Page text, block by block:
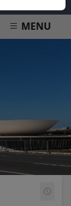
DANOS EM
MENU